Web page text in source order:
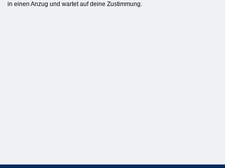
in einen Anzug und wartet auf deine Zustimmung.